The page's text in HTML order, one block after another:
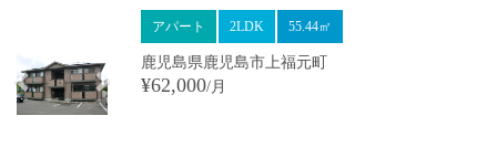
アパート 2LDK 55.44㎡
鹿児島県鹿児島市上福元町
¥62,000/月